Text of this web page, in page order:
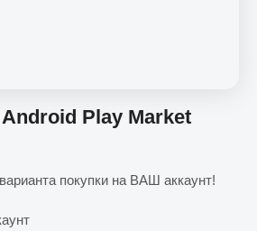
Play Market
покупки на ВАШ аккаунт!